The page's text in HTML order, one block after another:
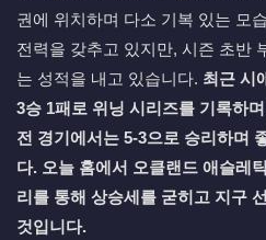
권에 위치하며 다소 기복 있는 모
전력을 갖추고 있지만, 시즌 초반
는 성적을 내고 있습니다. 최근 시
3승 1패로 위닝 시리즈를 기록하
전 경기에서는 5-3으로 승리하며
다. 오늘 홈에서 오클랜드 애슬레
리를 통해 상승세를 굳히고 지구
것입니다.